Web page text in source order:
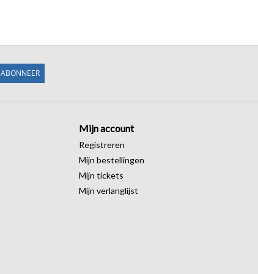
ABONNEER
Mijn account
Registreren
Mijn bestellingen
Mijn tickets
Mijn verlanglijst